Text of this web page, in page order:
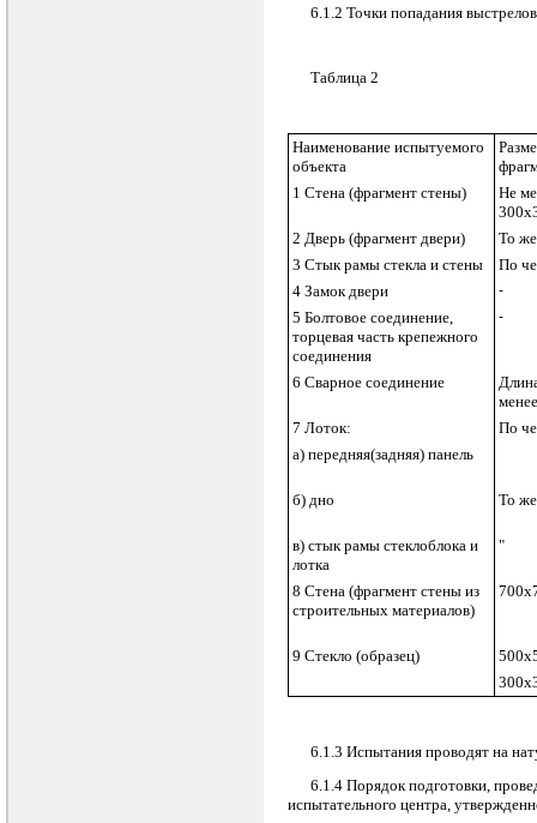
6.1.2 Точки попадания
Таблица 2
Наименование испытуемого
объекта
1 Стена (фрагмент стены)
Не
2 Дверь (фрагмент двери)
То же
3 Стык рамы стекла и стены
По
4 Замок двери
-
5 Болтовое соединение,
торцевая часть крепежного
соединения
-
6 Сварное соединение
7 Лоток:
По
а) передняя(задняя) панель
б) дно То же
в) стык рамы стеклоблока и
лотка
"
8 Стена (фрагмент стены из
строительных материалов)
9 Стекло (образец)
6.1.3 Испытания проводят на
6.1.4 Порядок подготовки,
испытательного центра,